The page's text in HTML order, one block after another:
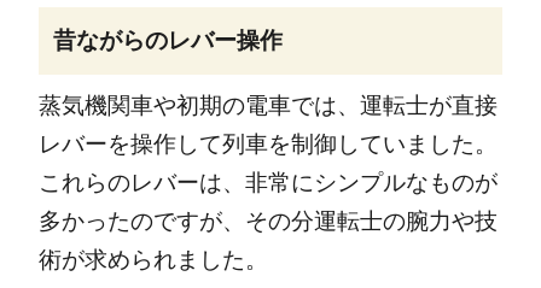
昔ながらのレバー操作
蒸気機関車や初期の電車では、運転士が直接
レバーを操作して列車を制御していました。
これらのレバーは、非常にシンプルなものが
多かったのですが、その分運転士の腕力や技
術が求められました。